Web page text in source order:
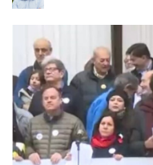
Imagen
principal